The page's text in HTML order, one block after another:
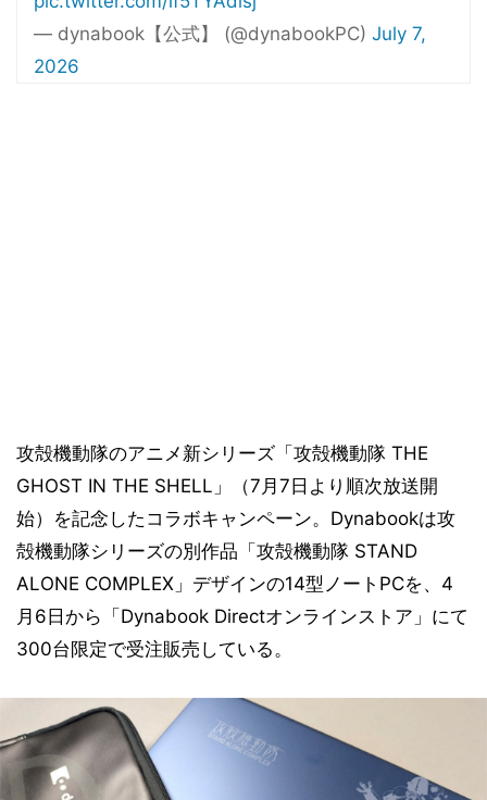
— dynabook【公式】 (@dynabookPC) July 7,
2026
攻殻機動隊のアニメ新シリーズ「攻殻機動隊 THE
GHOST IN THE SHELL」（7月7日より順次放送開
始）を記念したコラボキャンペーン。Dynabookは攻
殻機動隊シリーズの別作品「攻殻機動隊 STAND
ALONE COMPLEX」デザインの14型ノートPCを、4
月6日から「Dynabook Directオンラインストア」にて
300台限定で受注販売している。